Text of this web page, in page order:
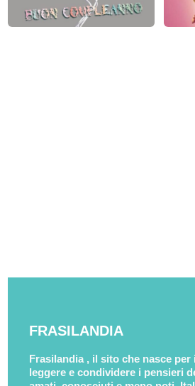
FRASILANDIA
Frasilandia , il sito che nasce per
leggere e condividere i pensieri